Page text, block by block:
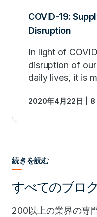
COVID-19:
Disruption
In light of
disruption of
daily lives, it is
supply chains.
2020年4月22日 | 8
続きを読む
すべてのブロ
200以上の業界の専